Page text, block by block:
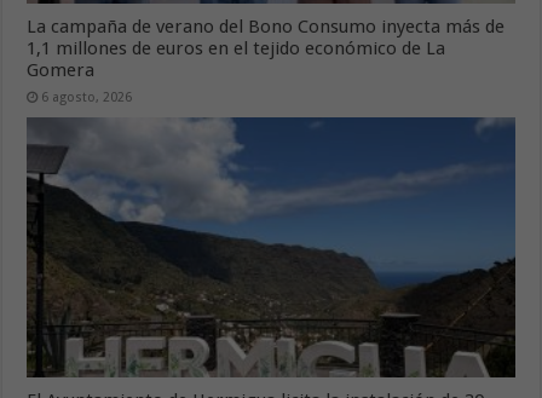
La campaña de verano del Bono Consumo inyecta más de
1,1 millones de euros en el tejido económico de La
Gomera
6 agosto, 2026